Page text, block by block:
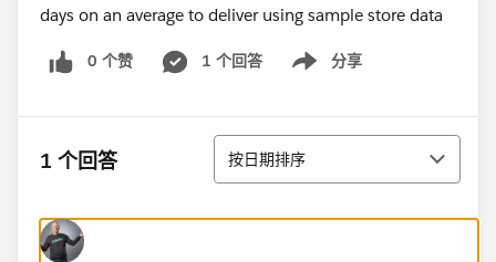
days on an average to deliver using sample store data
0 个赞 1 个回答 分享
Show menu
1 个回答 排序
按日期排序